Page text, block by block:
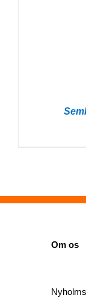
Om os